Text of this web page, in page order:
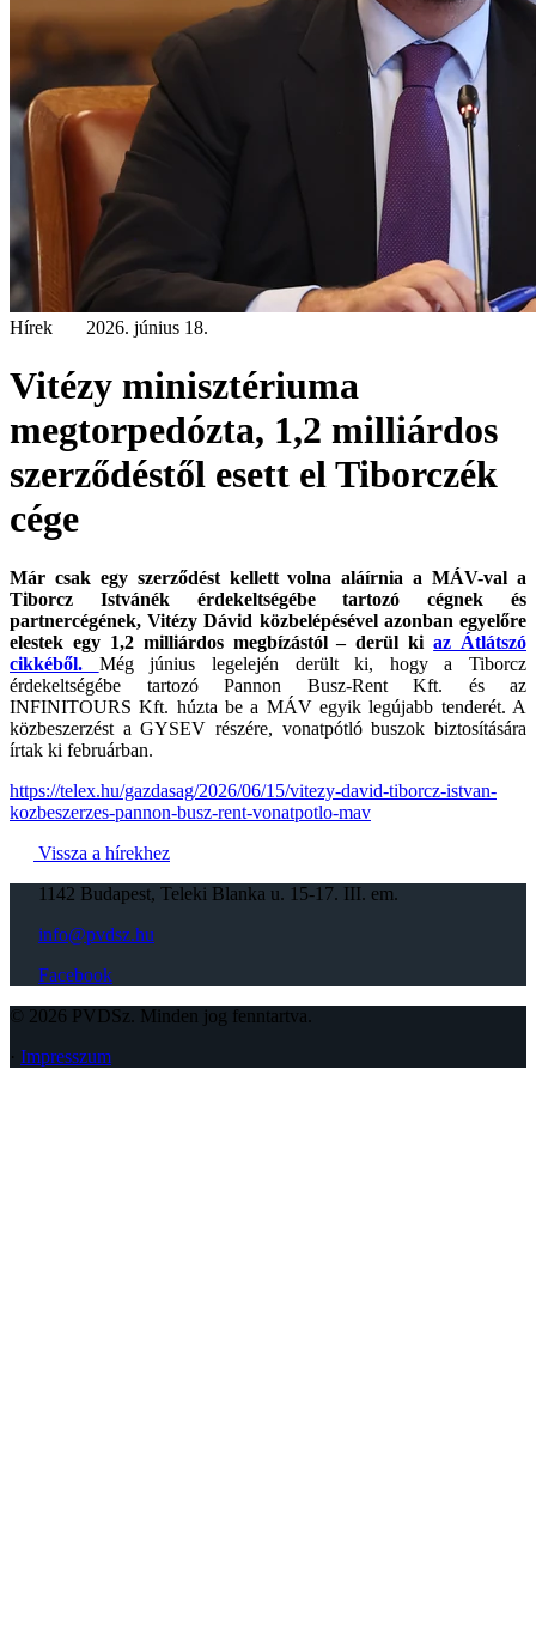
Hírek 2026. június 18.
Vitézy minisztériuma
megtorpedózta, 1,2 milliárdos
szerződéstől esett el Tiborczék
cége
Már csak egy szerződést kellett volna aláírnia a MÁV-val a
Tiborcz Istvánék érdekeltségébe tartozó cégnek és
partnercégének, Vitézy Dávid közbelépésével azonban egyelőre
elestek egy 1,2 milliárdos megbízástól – derül kiaz Átlátszó
cikkéből. Még június legelején derült ki, hogy a Tiborcz
érdekeltségébe tartozó Pannon Busz-Rent Kft. és az
INFINITOURS Kft. húzta be a MÁV egyik legújabb tenderét. A
közbeszerzést a GYSEV részére, vonatpótló buszok biztosítására
írtak ki februárban.
https://telex.hu/gazdasag/2026/06/15/vitezy-david-tiborcz-istvan-
kozbeszerzes-pannon-busz-rent-vonatpotlo-mav
Vissza a hírekhez
1142 Budapest, Teleki Blanka u. 15-17. III. em.
info@pvdsz.hu
Facebook
© 2026 PVDSz. Minden jog fenntartva.
· Impresszum